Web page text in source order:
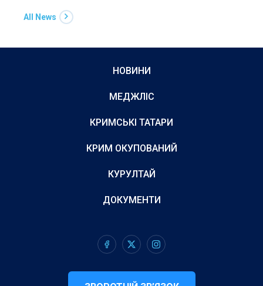
All News
НОВИНИ
МЕДЖЛІС
КРИМСЬКІ ТАТАРИ
КРИМ ОКУПОВАНИЙ
КУРУЛТАЙ
ДОКУМЕНТИ